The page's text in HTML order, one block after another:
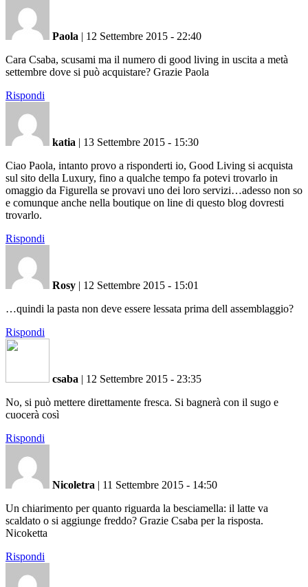
Paola | 12 Settembre 2015 - 22:40
Cara Csaba, scusami ma il numero di good living in uscita a metà
settembre dove si può acquistare? Grazie Paola
Rispondi
katia | 13 Settembre 2015 - 15:30
Ciao Paola, intanto provo a risponderti io, Good Living si acquista
sul sito della Luxury, fino a qualche tempo fa potevi trovarlo in
omaggio da Figurella se provavi uno dei loro servizi…adesso non so
e comunque anche nella boutique on line di questo blog dovresti
trovarlo.
Rispondi
Rosy | 12 Settembre 2015 - 15:01
…quindi la pasta non deve essere lessata prima dell assemblaggio?
Rispondi
csaba | 12 Settembre 2015 - 23:35
No, si può mettere direttamente fresca. Si bagnerà con il sugo e
cuocerà così
Rispondi
Nicoletra | 11 Settembre 2015 - 14:50
Un chiarimento per quanto riguarda la besciamella: il latte va
scaldato o si aggiunge freddo? Grazie Csaba per la risposta.
Nicoketta
Rispondi